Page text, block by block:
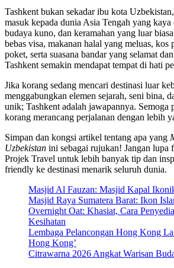
Tashkent bukan sekadar ibu kota
masuk kepada dunia Asia Tengah yang
budaya kuno, dan keramahan yang luar
bebas visa, makanan halal yang meluas, kos
poket, serta suasana bandar yang selamat
Tashkent semakin mendapat tempat di hati
Jika korang sedang mencari destinasi luar
menggabungkan elemen sejarah, seni bina,
unik; Tashkent adalah jawapannya. Semoga
korang merancang perjalanan dengan lebih
Simpan dan kongsi artikel tentang apa yang
Uzbekistan ini sebagai rujukan! Jangan lupa
Projek Travel untuk lebih banyak tip dan
friendly ke destinasi menarik seluruh dunia.
Masjid Al Fauzan: Masjid Kapal
Masjid Raya Sumatera Barat: Ikon
Overnight Oat: Khasiat, Cara
Kesihatan
Lembaga Pelancongan Hong Kong
Hong Kong’
Citrawarna 2026 Angkat Warisan